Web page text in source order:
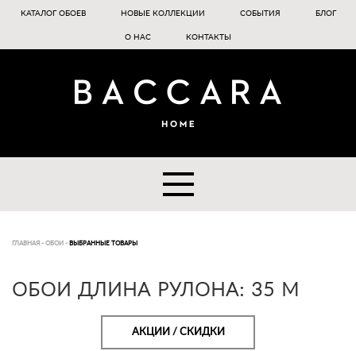
КАТАЛОГ ОБОЕВ НОВЫЕ КОЛЛЕКЦИИ СОБЫТИЯ БЛОГ
О НАС КОНТАКТЫ
ГЛАВНАЯ - ОБОИ - ВЫБРАННЫЕ ТОВАРЫ
ОБОИ ДЛИНА РУЛОНА: 35 М
АКЦИИ / СКИДКИ